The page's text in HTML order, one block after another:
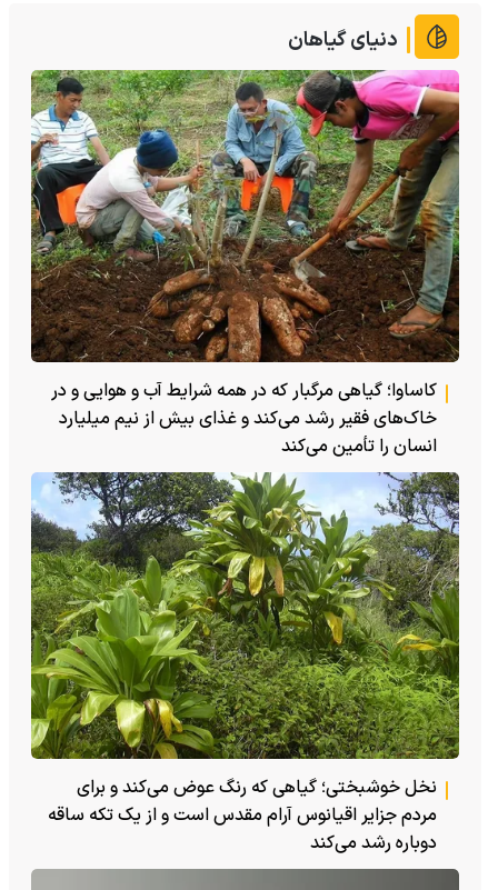
دنیای گیاهان
کاساوا؛ گیاهی مرگبار که در همه شرایط آب و هوایی و در
خاک‌های فقیر رشد می‌کند و غذای بیش از نیم میلیارد
انسان را تأمین می‌کند
نخل خوشبختی؛ گیاهی که رنگ عوض می‌کند و برای
مردم جزایر اقیانوس آرام مقدس است و از یک تکه ساقه
دوباره رشد می‌کند